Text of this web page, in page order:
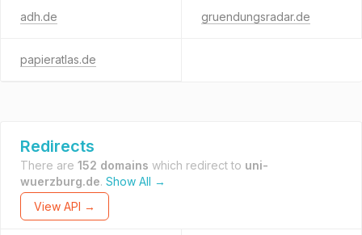
adh.de gruendungsradar.de
papieratlas.de
Redirects
There are 152 domains which redirect to uni-
wuerzburg.de. Show All →
View API →